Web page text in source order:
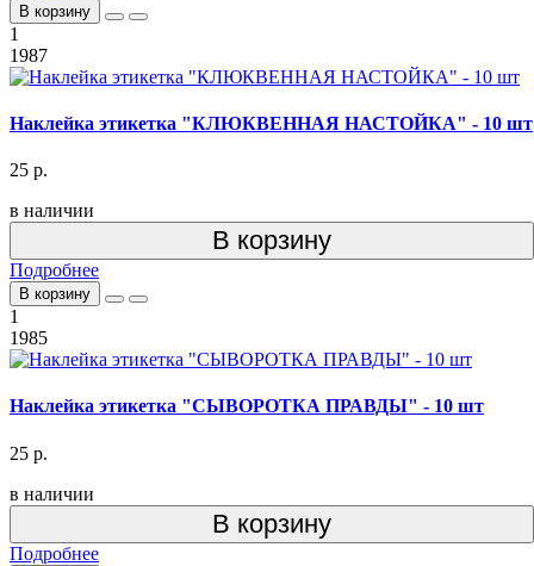
В корзину
1
1987
Наклейка этикетка "КЛЮКВЕННАЯ НАСТОЙКА" - 10 шт
25 р.
в наличии
В корзину
Подробнее
В корзину
1
1985
Наклейка этикетка "СЫВОРОТКА ПРАВДЫ" - 10 шт
25 р.
в наличии
В корзину
Подробнее